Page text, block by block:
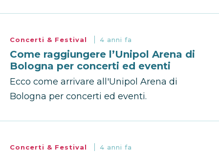
Concerti & Festival 4 anni fa
Come raggiungere l’Unipol Arena di
Bologna per concerti ed eventi
Ecco come arrivare all'Unipol Arena di
Bologna per concerti ed eventi.
Concerti & Festival 4 anni fa